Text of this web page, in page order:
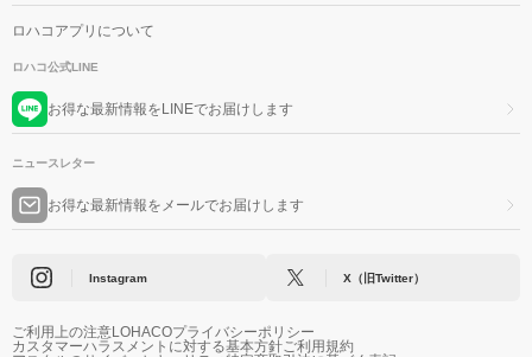
ロハコアプリについて
ロハコ公式LINE
お得な最新情報をLINEでお届けします
ニュースレター
お得な最新情報をメールでお届けします
Instagram X（旧Twitter）
ご利用上の注意LOHACOプライバシーポリシー
カスタマーハラスメントに対する基本方針ご利用規約